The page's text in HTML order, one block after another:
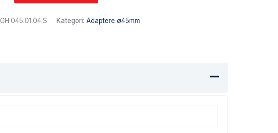
GH.045.01.04.S Kategori: Adaptere ø45mm